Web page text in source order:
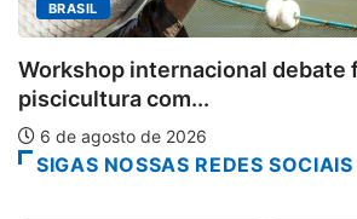
da
Aberto o
SIGAS NOSSAS REDES SOCIAIS